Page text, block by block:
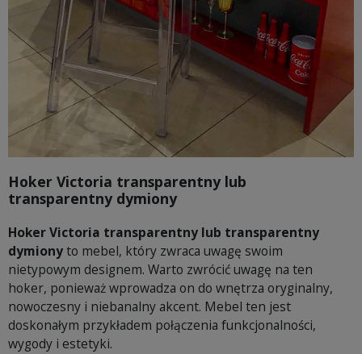
Hoker Victoria transparentny lub
transparentny dymiony
Hoker Victoria transparentny lub transparentny
dymionyto mebel, który zwraca uwagę swoim
nietypowym designem. Warto zwrócić uwagę na ten
hoker, ponieważ wprowadza on do wnętrza oryginalny,
nowoczesny i niebanalny akcent. Mebel ten jest
doskonałym przykładem połączenia funkcjonalności,
wygody i estetyki.